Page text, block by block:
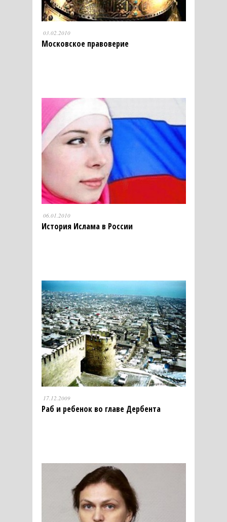
03.02.2010
Московское правоверие
06.01.2010
История Ислама в России
17.12.2009
Раб и ребенок во главе Дербента